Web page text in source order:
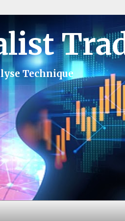
Technique